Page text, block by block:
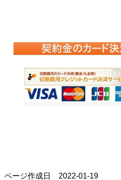
ページ作成日 2022-01-19